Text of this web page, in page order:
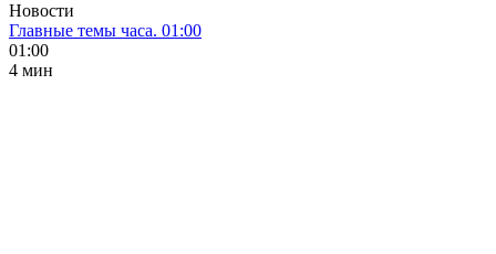
Новости
Главные темы часа. 01:00
01:00
4 мин